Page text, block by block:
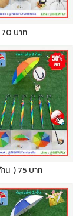
70 บาท
น ) 75 บาท